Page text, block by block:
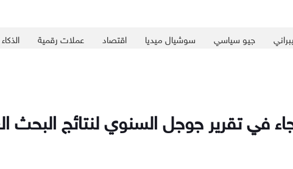
جيو سياسي سوشيال ميديا اقتصاد عملات رقمية
جاء في تقرير جوجل السنوي لنتائج البحث